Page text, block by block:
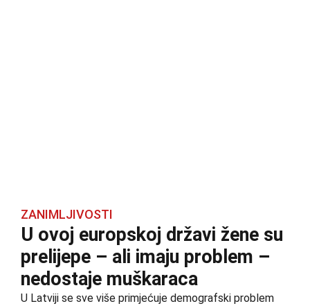
ZANIMLJIVOSTI
U ovoj europskoj državi žene su
prelijepe – ali imaju problem –
nedostaje muškaraca
U Latviji se sve više primjećuje demografski problem